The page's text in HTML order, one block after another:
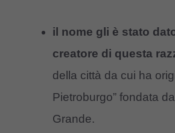
il nome gli è stato
creatore di questa
della città da cui ha
Pietroburgo” fondata
Grande.